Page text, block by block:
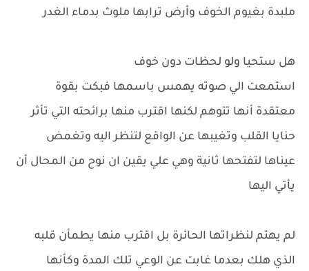
ملبدة بغيوم الخوف وأرض ترابها ملوث بدماء الغدر
هل ستحيا ولو لحظات دون خوف
استمعت الي صوته يهمس باسمها فبكت بقوة
معتقدة أنها تتوهم لكنها اقترب منها برائحته التي تأثر
حنايا القلب وتغيبها عن الواقع لتنظر اليه وتغمض
عيناها لتفتحها ثانية وهي علي يقين ان نوح من المحال أن
يأتي اليها
لم يهتم لنظراتها الحائرة بل اقترب منها يطمأن قلبه
الذي هلك بعدما غابت عن الوعي تلك المدة وكأنها